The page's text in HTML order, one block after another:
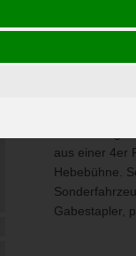
aus einer 4er
Hebebühne.
Gabestapler,